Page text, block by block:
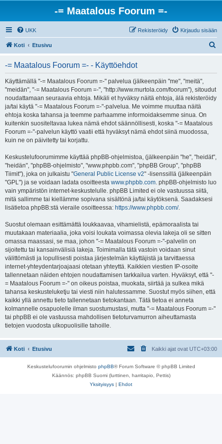
-= Maatalous Foorum =-
UKK Kirjaudu sisään
Rekisteröidy
Koti Etusivu
-= Maatalous Foorum =- - Käyttöehdot
Käyttämällä "-= Maatalous Foorum =-" palvelua (jälkeenpäin "me", "meitä",
"meidän", "-= Maatalous Foorum =-", "http://www.murtola.com/foorum"), sitoudut
noudattamaan seuraavia ehtoja. Mikäli et hyväksy näitä ehtoja, älä rekisteröidy
ja/tai käytä "-= Maatalous Foorum =-"-palvelua. Me voimme muuttaa näitä
ehtoja koska tahansa ja teemme parhaamme informoidaksemme sinua. On
kuitenkin suositeltavaa lukea nämä ehdot säännöllisesti, koska "-= Maatalous
Foorum =-"-palvelun käyttö vaatii että hyväksyt nämä ehdot siinä muodossa,
kuin ne on päivitetty tai korjattu.
Keskustelufoorumimme käyttää phpBB-ohjelmistoa, (jälkeenpäin "he", "heidät",
"heidän", "phpBB-ohjelmisto", "www.phpbb.com", "phpBB Group", "phpBB
Tiimit"), joka on julkaistu "General Public License v2" -lisenssillä (jälkeenpäin
"GPL") ja se voidaan ladata osoitteesta www.phpbb.com. phpBB-ohjelmisto luo
vain ympäristön internet-keskustelulle. phpBB Limited ei ole vastuussa siitä,
mitä sallimme tai kiellämme sopivana sisältönä ja/tai käytöksenä. Saadaksesi
lisätietoa phpBB:stä vieraile osoitteessa: https://www.phpbb.com/.
Suostut olemaan esittämättä loukkaavaa, vihamielistä, epämoraalista tai
muutakaan materiaalia, joka voisi loukata voimassa olevia lakeja oli se sitten
omassa maassasi, se maa, johon "-= Maatalous Foorum =-"-palvelin on
sijoitettu tai kansainvälisiä lakeja. Toimimalla tätä vastoin voidaan sinut
välittömästi ja lopullisesti poistaa järjestelmän käyttäjistä ja tarvittaessa
internet-yhteydentarjoajaasi otetaan yhteyttä. Kaikkien viestien IP-osoite
tallennetaan näiden ehtojen noudattamisen tarkkailua varten. Hyväksyt, että "-
= Maatalous Foorum =-" on oikeus poistaa, muokata, siirtää ja sulkea mikä
tahansa keskusteluketju tai viesti niin halutessamme. Suostut myös siihen, että
kaikki yllä annettu tieto tallennetaan tietokantaan. Tätä tietoa ei anneta
kolmannelle osapuolelle ilman suostumustasi, mutta "-= Maatalous Foorum =-"
tai phpBB ei ole vastuussa mahdollisen tietoturvamurron aiheuttamasta
tietojen vuodosta ulkopuolisille tahoille.
Koti Etusivu Kaikki ajat ovat UTC+03:00
Keskustelufoorumin ohjelmisto phpBB® Forum Software © phpBB Limited
Käännös: phpBB Suomi (lurttinen, harritapio, Pettis)
Yksityisyys | Ehdot